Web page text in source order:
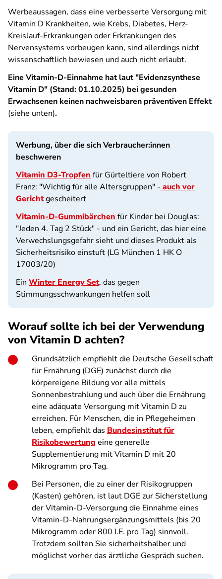
Werbeaussagen, dass eine verbesserte Versorgung mit
Vitamin D Krankheiten, wie Krebs, Diabetes, Herz-
Kreislauf-­Erkrankungen oder Erkrankungen des
Nervensystems vorbeugen kann, sind allerdings nicht
wissenschaftlich bewiesen und auch nicht erlaubt.
Eine Vitamin-D-Einnahme hat laut "Evidenzsynthese
Vitamin D" (Stand: 01.10.2025) bei gesunden
Erwachsenen keinen nachweisbaren präventiven Effekt
(siehe unten).
Werbung, über die sich Verbraucher:innen
beschweren
Vitamin D3-Tropfen für Gürteltiere von Robert
Franz: "Wichtig für alle Altersgruppen" - auch vor
Gerichtgescheitert
Vitamin-D-Gummibärchen für Kinder bei Douglas:
"Jeden 4. Tag 2 Stück" - und ein Gericht, das hier eine
Verwechslungsgefahr sieht und dieses Produkt als
Sicherheitsrisiko einstuft (LG München 1 HK O
17003/20)
Ein Winter Energy Set, das gegen
Stimmungsschwankungen helfen soll
Worauf sollte ich bei der Verwendung
von Vitamin D achten?
Grundsätzlich empfiehlt die Deutsche Gesellschaft
für Ernährung (DGE) zunächst durch die
körpereigene Bildung vor alle mittels
Sonnenbestrahlung und auch über die Ernährung
eine adäquate Versorgung mit Vitamin D zu
erreichen. Für Menschen, die in Pflegeheimen
leben, empfiehlt das Bundesinstitut für
Risikobewertung eine generelle
Supplementierung mit Vitamin D mit 20
Mikrogramm pro Tag.
Bei Personen, die zu einer der Risikogruppen
(Kasten) gehören, ist laut DGE zur Sicherstellung
der Vitamin-D-Versorgung die Einnahme eines
Vitamin-D-Nahrungsergänzungsmittels (bis 20
Mikrogramm oder 800 I.E. pro Tag) sinnvoll.
Trotzdem sollten Sie sicherheitshalber und
möglichst vorher das ärztliche Gespräch suchen.